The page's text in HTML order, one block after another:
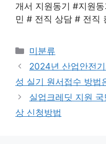
개서 지원동기 #지원
민 # 전직 상담 # 전직
Categories
미분류
2024년 산업안전
성 실기 원서접수 방법
실업크레딧 지원
상 신청방법